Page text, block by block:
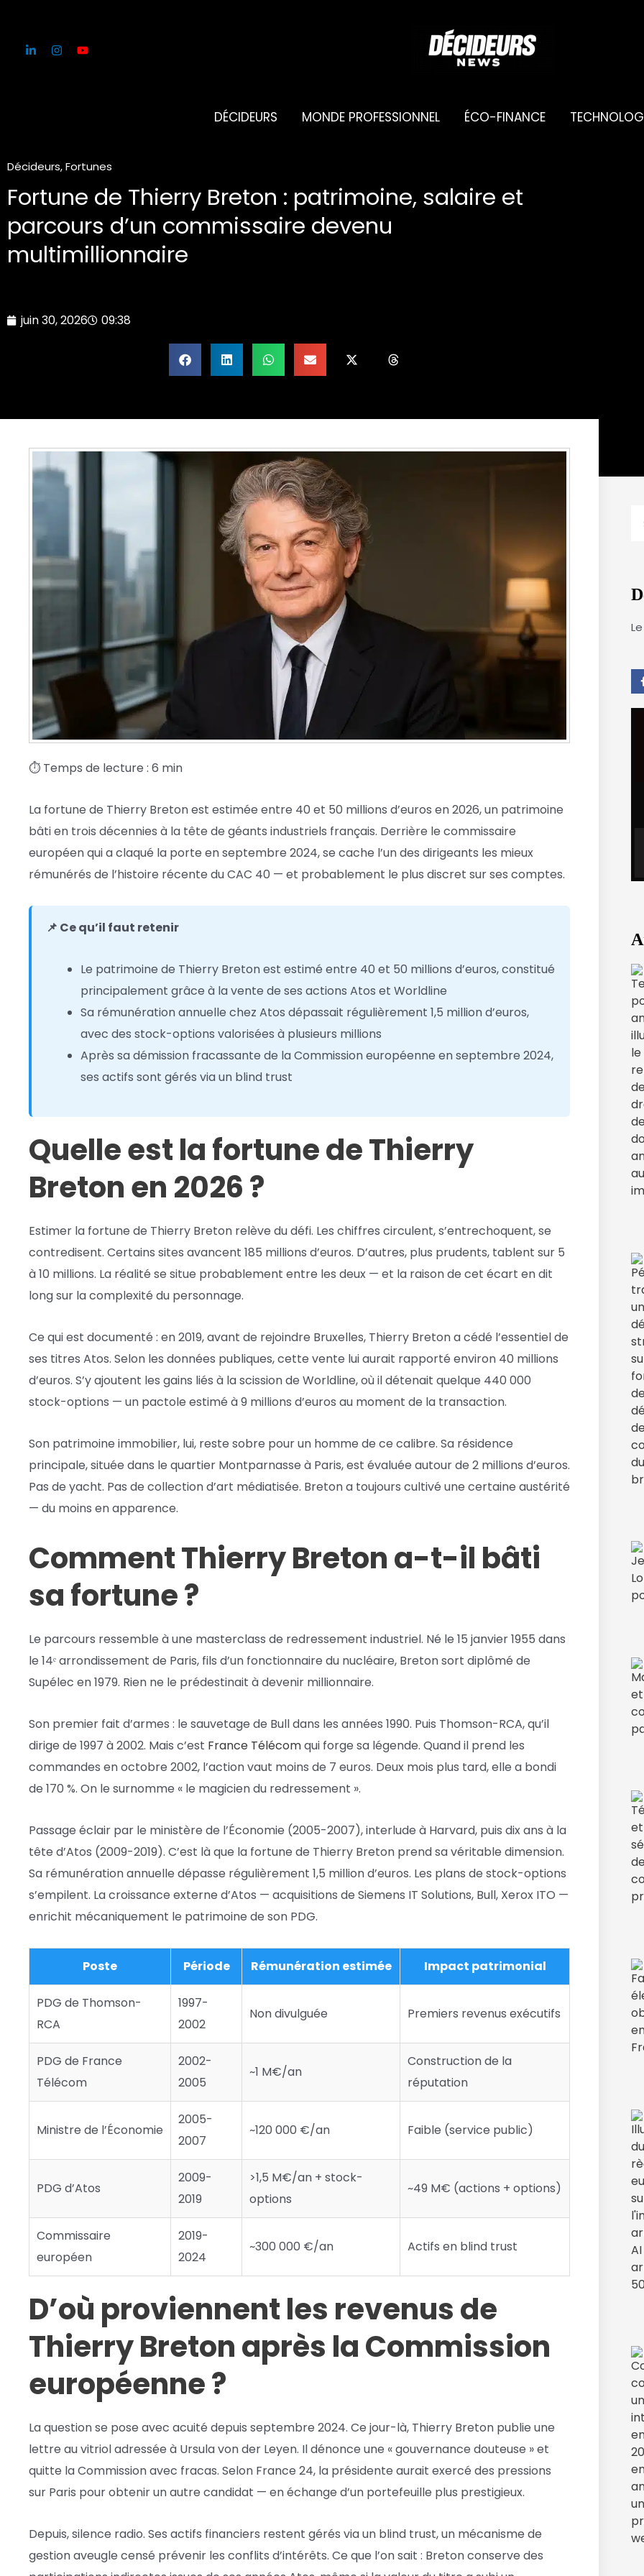
contenu
DÉCIDEURS MONDE PROFESSIONNEL ÉCO-FINANCE
Décideurs,Fortunes
Fortune de Thierry Breton : patrimoine, salaire et
parcours d’un commissaire devenu
multimillionnaire
juin 30, 2026 09:38
⏱ Temps de lecture : 6 min
La fortune de Thierry Breton est estimée entre 40 et 50 millions d’euros en 2026, un patrimoine
bâti en trois décennies à la tête de géants industriels français. Derrière le commissaire
européen qui a claqué la porte en septembre 2024, se cache l’un des dirigeants les mieux
rémunérés de l’histoire récente du CAC 40 — et probablement le plus discret sur ses comptes.
📌 Ce qu’il faut retenir
Le patrimoine de Thierry Breton est estimé entre 40 et 50 millions d’euros, constitué
principalement grâce à la vente de ses actions Atos et Worldline
Sa rémunération annuelle chez Atos dépassait régulièrement 1,5 million d’euros,
avec des stock-options valorisées à plusieurs millions
Après sa démission fracassante de la Commission européenne en septembre 2024,
ses actifs sont gérés via un blind trust
Quelle est la fortune de Thierry
Breton en 2026 ?
Estimer la fortune de Thierry Breton relève du défi. Les chiffres circulent, s’entrechoquent, se
contredisent. Certains sites avancent 185 millions d’euros. D’autres, plus prudents, tablent sur 5
à 10 millions. La réalité se situe probablement entre les deux — et la raison de cet écart en dit
long sur la complexité du personnage.
Ce qui est documenté : en 2019, avant de rejoindre Bruxelles, Thierry Breton a cédé l’essentiel de
ses titres Atos. Selon les données publiques, cette vente lui aurait rapporté environ 40 millions
d’euros. S’y ajoutent les gains liés à la scission de Worldline, où il détenait quelque 440 000
stock-options — un pactole estimé à 9 millions d’euros au moment de la transaction.
Son patrimoine immobilier, lui, reste sobre pour un homme de ce calibre. Sa résidence
principale, située dans le quartier Montparnasse à Paris, est évaluée autour de 2 millions d’euros.
Pas de yacht. Pas de collection d’art médiatisée. Breton a toujours cultivé une certaine austérité
— du moins en apparence.
Comment Thierry Breton a-t-il bâti
sa fortune ?
Le parcours ressemble à une masterclass de redressement industriel. Né le 15 janvier 1955 dans
le 14ᵉ arrondissement de Paris, fils d’un fonctionnaire du nucléaire, Breton sort diplômé de
Supélec en 1979. Rien ne le prédestinait à devenir millionnaire.
Son premier fait d’armes : le sauvetage de Bull dans les années 1990. Puis Thomson-RCA, qu’il
dirige de 1997 à 2002. Mais c’est France Télécomqui forge sa légende. Quand il prend les
commandes en octobre 2002, l’action vaut moins de 7 euros. Deux mois plus tard, elle a bondi
de 170 %. On le surnomme « le magicien du redressement ».
Passage éclair par le ministère de l’Économie (2005-2007), interlude à Harvard, puis dix ans à la
tête d’Atos (2009-2019). C’est là que la fortune de Thierry Breton prend sa véritable dimension.
Sa rémunération annuelle dépasse régulièrement 1,5 million d’euros. Les plans de stock-options
s’empilent. La croissance externe d’Atos — acquisitions de Siemens IT Solutions, Bull, Xerox ITO —
enrichit mécaniquement le patrimoine de son PDG.
Poste Période Rémunération estimée Impact patrimonial
PDG de Thomson-
RCA
1997-
2002
Non divulguée Premiers revenus exécutifs
PDG de France
Télécom
2002-
2005
~1 M€/an
Construction de la
réputation
Ministre de l’Économie
2005-
2007
~120 000 €/an Faible (service public)
PDG d’Atos
2009-
2019
>1,5 M€/an + stock-
options
~49 M€ (actions + options)
Commissaire
européen
2019-
2024
~300 000 €/an Actifs en blind trust
D’où proviennent les revenus de
Thierry Breton après la Commission
européenne ?
La question se pose avec acuité depuis septembre 2024. Ce jour-là, Thierry Breton publie une
lettre au vitriol adressée à Ursula von der Leyen. Il dénonce une « gouvernance douteuse » et
quitte la Commission avec fracas. Selon France 24, la présidente aurait exercé des pressions
sur Paris pour obtenir un autre candidat — en échange d’un portefeuille plus prestigieux.
Depuis, silence radio. Ses actifs financiers restent gérés via un blind trust, un mécanisme de
gestion aveugle censé prévenir les conflits d’intérêts. Ce que l’on sait : Breton conserve des